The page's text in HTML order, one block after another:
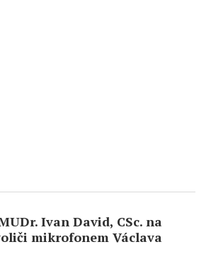
Ivan David, CSc. na
mikrofonem Václava